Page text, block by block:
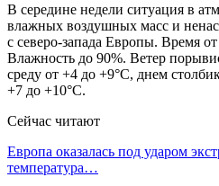
В середине недели ситуация в
влажных воздушных масс и
с северо-запада Европы. Время
Влажность до 90%. Ветер
среду от +4 до +9°C, днем
+7 до +10°C.
Сейчас читают
Европа оказалась под ударом
температура…